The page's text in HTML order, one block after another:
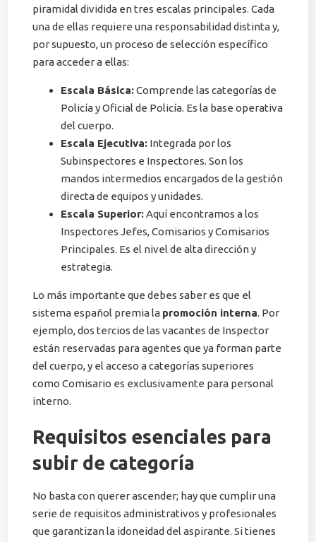
piramidal dividida en tres escalas principales. Cada
una de ellas requiere una responsabilidad distinta y,
por supuesto, un proceso de selección específico
para acceder a ellas:
Escala Básica:Comprende las categorías de
Policía y Oficial de Policía. Es la base operativa
del cuerpo.
Escala Ejecutiva: Integrada por los
Subinspectores e Inspectores. Son los
mandos intermedios encargados de la gestión
directa de equipos y unidades.
Escala Superior:Aquí encontramos a los
Inspectores Jefes, Comisarios y Comisarios
Principales. Es el nivel de alta dirección y
estrategia.
Lo más importante que debes saber es que el
sistema español premia la promoción interna. Por
ejemplo, dos tercios de las vacantes de Inspector
están reservadas para agentes que ya forman parte
del cuerpo, y el acceso a categorías superiores
como Comisario es exclusivamente para personal
interno.
Requisitos esenciales para
subir de categoría
No basta con querer ascender; hay que cumplir una
serie de requisitos administrativos y profesionales
que garantizan la idoneidad del aspirante. Si tienes